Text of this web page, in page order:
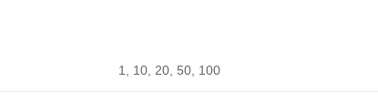
1, 10, 20, 50, 100